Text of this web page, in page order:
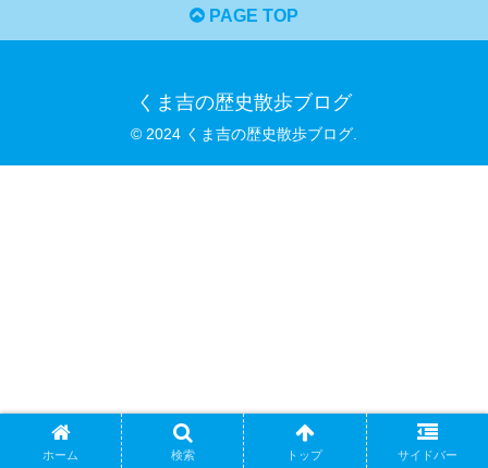
PAGE TOP
くま吉の歴史散歩ブログ
© 2024 くま吉の歴史散歩ブログ.
ホーム 検索 トップ サイドバー